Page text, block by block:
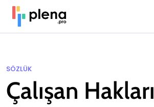
SÖZLÜK
Çalışan Hakları